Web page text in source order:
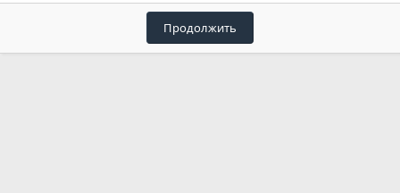
Продолжить